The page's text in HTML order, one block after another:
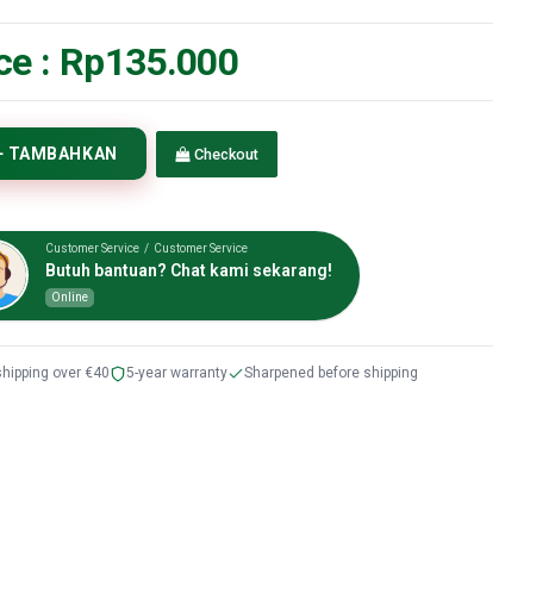
: Rp135.000
TAMBAHKAN Checkout
Customer Service / Customer Service
Butuh bantuan? Chat kami sekarang!
Online
over €40 5-year warranty Sharpened before shipping